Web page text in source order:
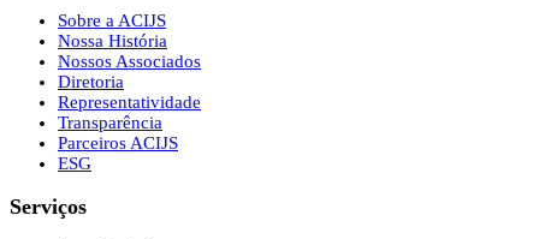
Sobre a ACIJS
Nossa História
Nossos Associados
Diretoria
Representatividade
Transparência
Parceiros ACIJS
ESG
Serviços